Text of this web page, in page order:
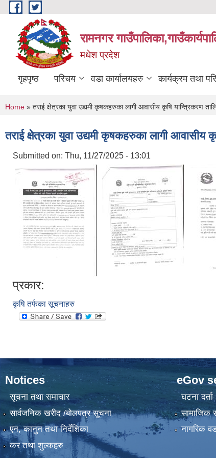
Skip to main content
रामनगर
मधेश प्रदेश
गृहपृष्ठ परिचय वडा कार्यालयहरु कार्यक्रम तथा
You are here
Home » तराई क्षेत्रका युवा उद्यमी कृषकहरुका लागी आवासीय कृषि यान्त्रिकरण
तराई क्षेत्रका युवा उद्यमी कृषकहरुका लागी आवासीय
Submitted on: Thu, 11/27/2025 - 13:01
प्रकार:
कृषि तर्फका सूचनाहरु
Notices
सूचना तथा समाचार
सार्वजनिक खरीद /बोलपत्र सूचना
एन, कानुन तथा निर्देशिका
कर तथा शुल्कहरु
eGov
घटना दर्ता
सामाजिक
नागरिक